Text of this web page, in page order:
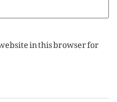
in this browser for